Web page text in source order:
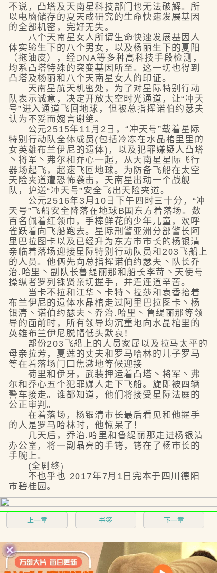
不说，凸塔及天南星科技部门也无法破解。所
以电脑储存的夏天成研究的生命快速发展基因
的全部机密，完好无失。
八个天南星女人所谓生命快速发展基因人
体实验生下的八个男女，以及杨丽生下的夏阳
（拖油皮），经DNA等多种高科技手段检测，
均系凸塔特殊的突变基因所至。这一切也得到
凸塔及杨丽和八个天南星女人的印证。
天南星航天机密处，为了对星际特别行动
队表示诚意，决定开放太空时光通道，让“冲天
号”进入通道飞回地球，但被总指挥诺伯约瑟夫
认为不妥而婉言谢绝。
公元2515年11月2日，“冲天号”载着星际
特别行动队全体成员(包括冷冻在水晶棺里里的
女英雄布兰伊尼的遗体)，以及犯罪嫌疑人凸塔
丶将军丶弗尔和乔心一起，从天南星星际飞行
器场起飞，超速飞回地球。为防备飞船在太空
天险夹道遭恐怖袭击，天南星出动一个战舰
队，护送“冲天号”安全飞出天险夹道。
公元2516年3月10日下午四时三十分，“冲
天号”飞船安全降落在地球B国东方着落场。数
百名佩着红领巾，手棒鲜花的少年儿童，欢呼
雀跃着向飞船跑去。星际刑警亚洲分部警长阿
里巴拉图卡以及已经升为东方市市长的杨银清
亲临着落场迎接星际特别行动队员和203飞船上
的人员。他俩先向总指挥诺伯约瑟夫丶队长乔
治.哈里丶副队长鲁缇丽那和船长李苛丶天使号
操纵者罗列铢贤亲切握手，并连连道辛苦。
当卡不拉和江华丶卡特丶拉莎和袁香抬着
布兰伊尼的遗体水晶棺走过阿里巴拉图卡丶杨
银清丶诺伯约瑟夫丶乔治.哈里丶鲁缇丽那等领
导的面前时，所有领导均沉重地向水晶棺里的
英雄布兰伊尼脱帽低头默哀！
部份203飞船上的人员家属以及拉马太平的
母亲拉芳，夏莲的丈夫和罗马哈林的儿子罗马
等在着落场门囗焦激地等候迎接
荷里和伊牙，武装押运着凸塔丶将军丶弗
尔和乔心五个犯罪嫌人走下飞船。旋即被四辆
警车接走。谁都知道，他们将接受星际法庭的
公正审判。
在着落场，杨银清市长最后看见和他握手
的人是罗马哈林时，他惊呆了！
几天后，乔治.哈里和鲁缇丽那走进杨银清
办公室，将一副晶亮的手铐，铐在了杨市长的
手腕上。
(全剧终)
不也乎也 2017年7月1日完本于四川德阳
市碧桂园。
上一章 书签 下一章